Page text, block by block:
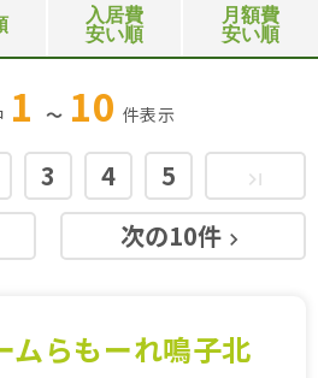
入居費
安い順
月額費
安い順
1 ～ 10 件表示
3 4
5
次の10件 keyboard_arrow_right
last_page
ムらもーれ鳴子北